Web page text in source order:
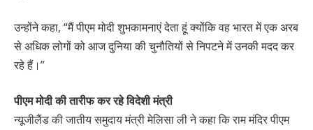
उन्होंने कहा, “मैं पीएम मोदी शुभकामनाएं देता हूं क्योंकि वह भारत में एक अरब
से अधिक लोगों को आज दुनिया की चुनौतियों से निपटने में उनकी मदद कर
रहे हैं।”
पीएम मोदी की तारीफ कर रहे विदेशी मंत्री
न्यूजीलैंड की जातीय समुदाय मंत्री मेलिसा ली ने कहा कि राम मंदिर पीएम